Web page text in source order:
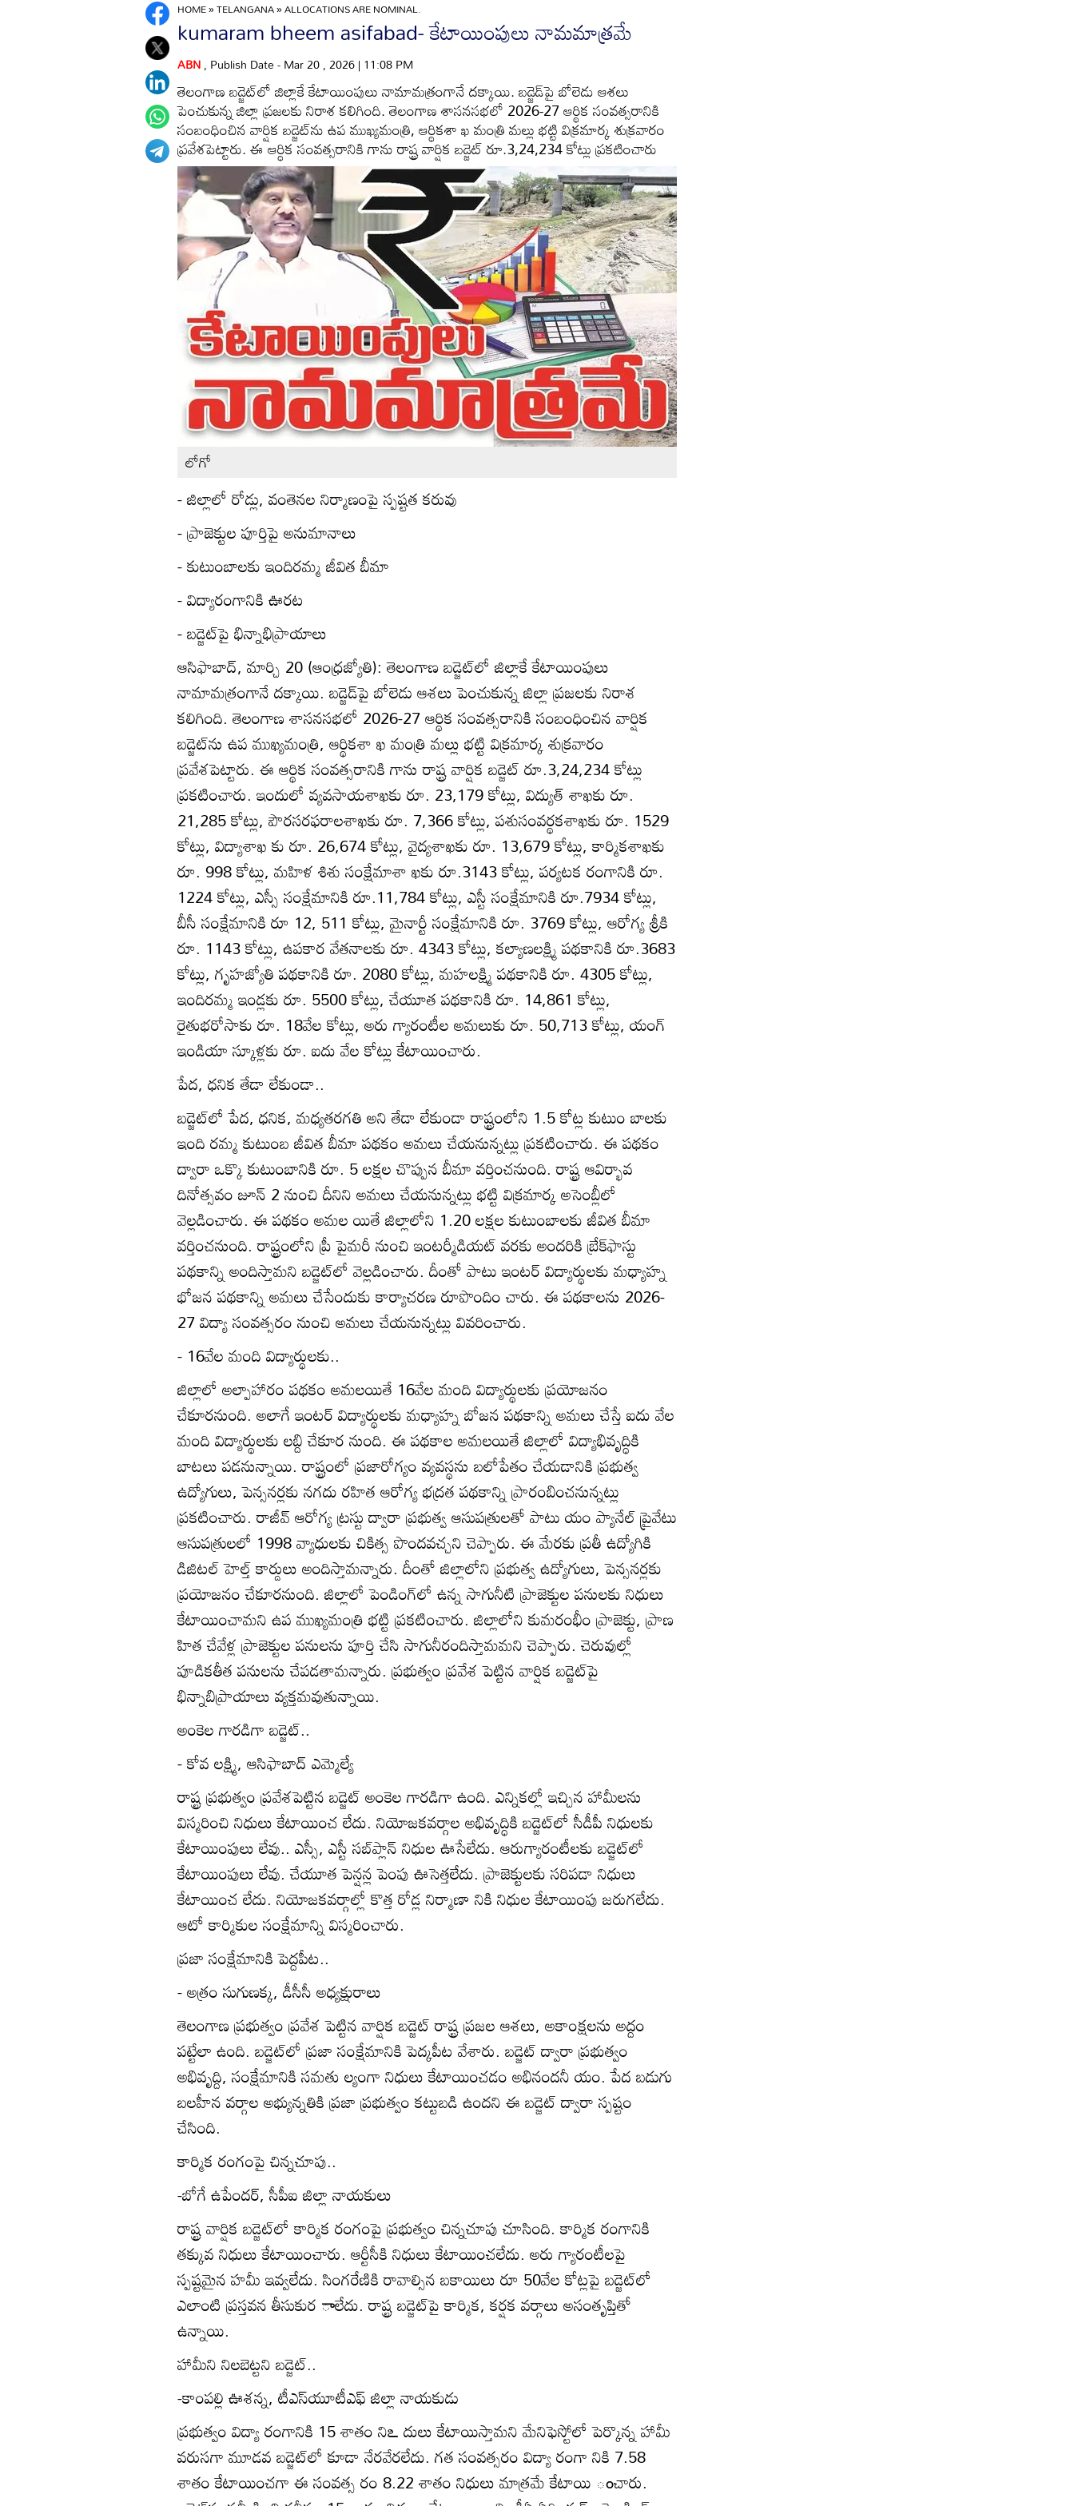
HOME»TELANGANA»ALLOCATIONS ARE NOMINAL.
kumaram bheem asifabad- కేటాయింపులు నామమాత్రమే
ABN, Publish Date - Mar 20 , 2026 | 11:08 PM
తెలంగాణ బడ్జెట్‌లో జిల్లాకే కేటాయింపులు నామామత్రంగానే దక్కాయి. బడ్జెడ్‌పై బోలెడు ఆశలు
పెంచుకున్న జిల్లా ప్రజలకు నిరాశ కలిగింది. తెలంగాణ శాసనసభలో 2026-27 ఆర్థిక సంవత్సరానికి
సంబంధించిన వార్షిక బడ్జెట్‌ను ఉప ముఖ్యమంత్రి, ఆర్థికశా ఖ మంత్రి మల్లు భట్టి విక్రమార్క శుక్రవారం
ప్రవేశపెట్టారు. ఈ ఆర్థిక సంవత్సరానికి గాను రాష్ట్ర వార్షిక బడ్జెట్‌ రూ.3,24,234 కోట్లు ప్రకటించారు
లోగో
- జిల్లాలో రోడ్లు, వంతెనల నిర్మాణంపై స్పష్టత కరువు
- ప్రాజెక్టుల పూర్తిపై అనుమానాలు
- కుటుంబాలకు ఇందిరమ్మ జీవిత బీమా
- విద్యారంగానికి ఊరట
- బడ్జెట్‌పై భిన్నాభిప్రాయాలు
ఆసిఫాబాద్‌, మార్చి 20 (ఆంధ్రజ్యోతి): తెలంగాణ బడ్జెట్‌లో జిల్లాకే కేటాయింపులు
నామామత్రంగానే దక్కాయి. బడ్జెడ్‌పై బోలెడు ఆశలు పెంచుకున్న జిల్లా ప్రజలకు నిరాశ
కలిగింది. తెలంగాణ శాసనసభలో 2026-27 ఆర్థిక సంవత్సరానికి సంబంధించిన వార్షిక
బడ్జెట్‌ను ఉప ముఖ్యమంత్రి, ఆర్థికశా ఖ మంత్రి మల్లు భట్టి విక్రమార్క శుక్రవారం
ప్రవేశపెట్టారు. ఈ ఆర్థిక సంవత్సరానికి గాను రాష్ట్ర వార్షిక బడ్జెట్‌ రూ.3,24,234 కోట్లు
ప్రకటించారు. ఇందులో వ్యవసాయశాఖకు రూ. 23,179 కోట్లు, విద్యుత్‌ శాఖకు రూ.
21,285 కోట్లు, పౌరసరఫరాలశాఖకు రూ. 7,366 కోట్లు, పశుసంవర్థకశాఖకు రూ. 1529
కోట్లు, విద్యాశాఖ కు రూ. 26,674 కోట్లు, వైద్యశాఖకు రూ. 13,679 కోట్లు, కార్మికశాఖకు
రూ. 998 కోట్లు, మహిళ శిశు సంక్షేమాశా ఖకు రూ.3143 కోట్లు, పర్యటక రంగానికి రూ.
1224 కోట్లు, ఎస్సీ సంక్షేమానికి రూ.11,784 కోట్లు, ఎస్టీ సంక్షేమానికి రూ.7934 కోట్లు,
బీసీ సంక్షేమానికి రూ 12, 511 కోట్లు, మైనార్టీ సంక్షేమానికి రూ. 3769 కోట్లు, ఆరోగ్య శ్రీకి
రూ. 1143 కోట్లు, ఉపకార వేతనాలకు రూ. 4343 కోట్లు, కల్యాణలక్ష్మి పథకానికి రూ.3683
కోట్లు, గృహజ్యోతి పథకానికి రూ. 2080 కోట్లు, మహలక్ష్మి పథకానికి రూ. 4305 కోట్లు,
ఇందిరమ్మ ఇండ్లకు రూ. 5500 కోట్లు, చేయూత పథకానికి రూ. 14,861 కోట్లు,
రైతుభరోసాకు రూ. 18వేల కోట్లు, అరు గ్యారంటీల అమలుకు రూ. 50,713 కోట్లు, యంగ్‌
ఇండియా స్కూళ్లకు రూ. ఐదు వేల కోట్లు కేటాయించారు.
పేద, ధనిక తేడా లేకుండా..
బడ్జెట్‌లో పేద, ధనిక, మధ్యతరగతి అని తేడా లేకుండా రాష్ట్రంలోని 1.5 కోట్ల కుటుం బాలకు
ఇంది రమ్మ కుటుంబ జీవిత బీమా పథకం అమలు చేయనున్నట్లు ప్రకటించారు. ఈ పథకం
ద్వారా ఒక్కొ కుటుంబానికి రూ. 5 లక్షల చొప్పున బీమా వర్తించనుంది. రాష్ట్ర ఆవిర్భావ
దినోత్సవం జూన్‌ 2 నుంచి దీనిని అమలు చేయనున్నట్లు భట్టి విక్రమార్క అసెంబ్లీలో
వెల్లడించారు. ఈ పథకం అమల యితే జిల్లాలోని 1.20 లక్షల కుటుంబాలకు జీవిత బీమా
వర్తించనుంది. రాష్ట్రంలోని ప్రీ పైమరీ నుంచి ఇంటర్మీడియట్‌ వరకు అందరికి బ్రేక్‌ఫాస్టు
పథకాన్ని అందిస్తామని బడ్జెట్‌లో వెల్లడించారు. దీంతో పాటు ఇంటర్‌ విద్యార్థులకు మధ్యాహ్న
భోజన పథకాన్ని అమలు చేసేందుకు కార్యాచరణ రూపొందిం చారు. ఈ పథకాలను 2026-
27 విద్యా సంవత్సరం నుంచి అమలు చేయనున్నట్లు వివరించారు.
- 16వేల మంది విద్యార్థులకు..
జిల్లాలో అల్పాహారం పథకం అమలయితే 16వేల మంది విద్యార్థులకు ప్రయోజనం
చేకూరనుంది. అలాగే ఇంటర్‌ విద్యార్థులకు మధ్యాహ్న బోజన పథకాన్ని అమలు చేస్తే ఐదు వేల
మంది విద్యార్థులకు లబ్ది చేకూర నుంది. ఈ పథకాల అమలయితే జిల్లాలో విద్యాభివృద్ధికి
బాటలు పడనున్నాయి. రాష్ట్రంలో ప్రజారోగ్యం వ్యవస్థను బలోపేతం చేయడానికి ప్రభుత్వ
ఉద్యోగులు, పెన్సనర్లకు నగదు రహిత ఆరోగ్య భద్రత పథకాన్ని ప్రారంబించనున్నట్లు
ప్రకటించారు. రాజీవ్‌ ఆరోగ్య ట్రస్టు ద్వారా ప్రభుత్వ ఆసుపత్రులతో పాటు యం ప్యానేల్‌ ప్రైవేటు
ఆసుపత్రులలో 1998 వ్యాధులకు చికిత్స పొందవచ్చని చెప్పారు. ఈ మేరకు ప్రతీ ఉద్యోగికి
డిజిటల్‌ హెల్త్‌ కార్డులు అందిస్తామన్నారు. దీంతో జిల్లాలోని ప్రభుత్వ ఉద్యోగులు, పెన్సనర్లకు
ప్రయోజనం చేకూరనుంది. జిల్లాలో పెండింగ్‌లో ఉన్న సాగునీటి ప్రాజెక్టుల పనులకు నిధులు
కేటాయించామని ఉప ముఖ్యమంత్రి భట్టి ప్రకటించారు. జిల్లాలోని కుమరంభీం ప్రాజెక్టు, ప్రాణ
హిత చేవేళ్ల ప్రాజెక్టుల పనులను పూర్తి చేసి సాగునీరందిస్తామమని చెప్పారు. చెరువుల్లో
పూడికతీత పనులను చేపడతామన్నారు. ప్రభుత్వం ప్రవేశ పెట్టిన వార్షిక బడ్జెట్‌పై
భిన్నాబిప్రాయాలు వ్యక్తమవుతున్నాయి.
అంకెల గారడిగా బడ్జెట్‌..
- కోవ లక్ష్మి, ఆసిఫాబాద్‌ ఎమ్మెల్యే
రాష్ట్ర ప్రభుత్వం ప్రవేశపెట్టిన బడ్జెట్‌ అంకెల గారడిగా ఉంది. ఎన్నికల్లో ఇచ్చిన హామీలను
విస్మరించి నిధులు కేటాయించ లేదు. నియోజకవర్గాల అభివృద్ధికి బడ్జెట్‌లో సీడీపీ నిధులకు
కేటాయింపులు లేవు.. ఎస్సీ, ఎస్టీ సబ్‌ప్లాన్‌ నిధుల ఊసేలేదు. ఆరుగ్యారంటీలకు బడ్జెట్‌లో
కేటాయింపులు లేవు. చేయూత పెన్షన్ల పెంపు ఊసెత్తలేదు. ప్రాజెక్టులకు సరిపడా నిధులు
కేటాయించ లేదు. నియోజకవర్గాల్లో కొత్త రోడ్ల నిర్మాణా నికి నిధుల కేటాయింపు జరుగలేదు.
ఆటో కార్మికుల సంక్షేమాన్ని విస్మరించారు.
ప్రజా సంక్షేమానికి పెద్దపీట..
- అత్రం సుగుణక్క, డీసీసీ అధ్యక్షురాలు
తెలంగాణ ప్రభుత్వం ప్రవేశ పెట్టిన వార్షిక బడ్జెట్‌ రాష్ట్ర ప్రజల ఆశలు, అకాంక్షలను అద్దం
పట్టేలా ఉంది. బడ్జెట్‌లో ప్రజా సంక్షేమానికి పెద్కపీట వేశారు. బడ్జెట్‌ ద్వారా ప్రభుత్వం
అభివృద్ది, సంక్షేమానికి సమతు ల్యంగా నిధులు కేటాయించడం అభినందనీ యం. పేద బడుగు
బలహీన వర్గాల అభ్యున్నతికి ప్రజా ప్రభుత్వం కట్టుబడి ఉందని ఈ బడ్జెట్‌ ద్వారా స్పష్టం
చేసింది.
కార్మిక రంగంపై చిన్నచూపు..
-బోగే ఉపేందర్‌, సీపీఐ జిల్లా నాయకులు
రాష్ట్ర వార్షిక బడ్జెట్‌లో కార్మిక రంగంపై ప్రభుత్వం చిన్నచూపు చూసింది. కార్మిక రంగానికి
తక్కువ నిధులు కేటాయించారు. ఆర్టీసీకి నిధులు కేటాయించలేదు. అరు గ్యారంటీలపై
స్పష్టమైన హమీ ఇవ్వలేదు. సింగరేణికి రావాల్సిన బకాయిలు రూ 50వేల కోట్లపై బడ్జెట్‌లో
ఎలాంటి ప్రస్తవన తీసుకుర ాలేదు. రాష్ట్ర బడ్జెట్‌పై కార్మిక, కర్షక వర్గాలు అసంతృప్తితో
ఉన్నాయి.
హామీని నిలబెట్టని బడ్జెట్‌..
-కాంపల్లి ఊశన్న, టీఎస్‌యూటీఎఫ్‌ జిల్లా నాయకుడు
ప్రభుత్వం విద్యా రంగానికి 15 శాతం నిఽ దులు కేటాయిస్తామని మేనిఫెస్టోలో పెర్కొన్న హామీ
వరుసగా మూడవ బడ్జెట్‌లో కూడా నేరవేరలేదు. గత సంవత్సరం విద్యా రంగా నికి 7.58
శాతం కేటాయించగా ఈ సంవత్స రం 8.22 శాతం నిధులు మాత్రమే కేటాయి ంచారు.